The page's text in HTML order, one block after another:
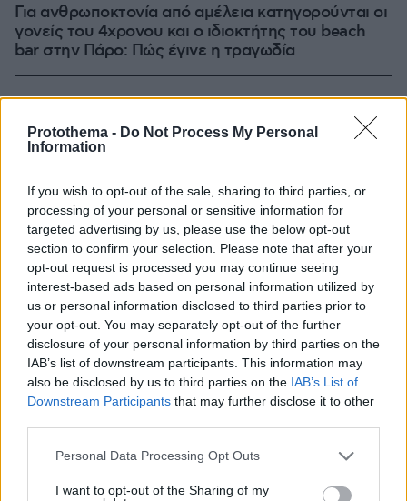
Protothema - Do Not Process My Personal
Information
If you wish to opt-out of the sale, sharing to third parties, or
processing of your personal or sensitive information for
targeted advertising by us, please use the below opt-out
section to confirm your selection. Please note that after your
opt-out request is processed you may continue seeing
interest-based ads based on personal information utilized by
us or personal information disclosed to third parties prior to
your opt-out. You may separately opt-out of the further
disclosure of your personal information by third parties on the
IAB’s list of downstream participants. This information may
also be disclosed by us to third parties on the IAB’s List of
Downstream Participants that may further disclose it to other
Please note that this website/app uses one or more Google
not limited to your visit or usage behaviour. You may click to
Personal Data Processing Opt Outs
I want to opt-out of the Sharing of my
Για ανθρωποκτονία από αμέλεια κατηγορούνται οι
γονείς του 4χρονου και ο ιδιοκτήτης του beach
bar στην Πάρο: Πώς έγινε η τραγωδία
08.08.2026, 21:02